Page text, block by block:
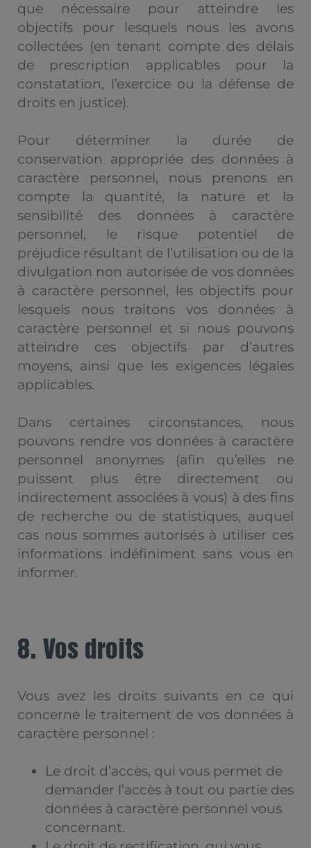
que nécessaire pour atteindre les
objectifs pour lesquels nous les avons
collectées (en tenant compte des délais
de prescription applicables pour la
constatation, l’exercice ou la défense de
droits en justice).
Pour déterminer la durée de
conservation appropriée des données à
caractère personnel, nous prenons en
compte la quantité, la nature et la
sensibilité des données à caractère
personnel, le risque potentiel de
préjudice résultant de l’utilisation ou de la
divulgation non autorisée de vos données
à caractère personnel, les objectifs pour
lesquels nous traitons vos données à
caractère personnel et si nous pouvons
atteindre ces objectifs par d’autres
moyens, ainsi que les exigences légales
applicables.
Dans certaines circonstances, nous
pouvons rendre vos données à caractère
personnel anonymes (afin qu’elles ne
puissent plus être directement ou
indirectement associées à vous) à des fins
de recherche ou de statistiques, auquel
cas nous sommes autorisés à utiliser ces
informations indéfiniment sans vous en
informer.
8. Vos droits
Vous avez les droits suivants en ce qui
concerne le traitement de vos données à
caractère personnel :
Le droit d’accès, qui vous permet de
demander l’accès à tout ou partie des
données à caractère personnel vous
concernant.